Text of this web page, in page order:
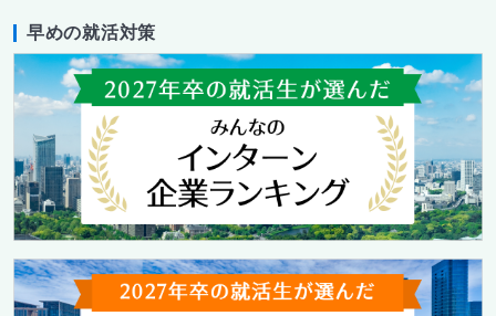
早めの就活対策